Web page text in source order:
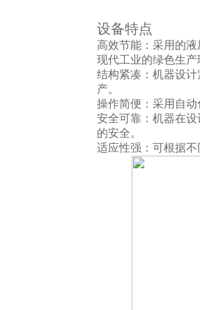
设备特点
高效节能：采用的
现代工业的绿色生产
结构紧凑：机器设
产。
操作简便：采用自
安全可靠：机器在
的安全。
适应性强：可根据